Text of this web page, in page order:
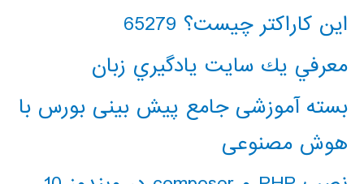
این کاراکتر چیست؟ 65279
معرفي يك سايت يادگيري زبان
بسته آموزشی جامع پیش بینی بورس با
هوش مصنوعی